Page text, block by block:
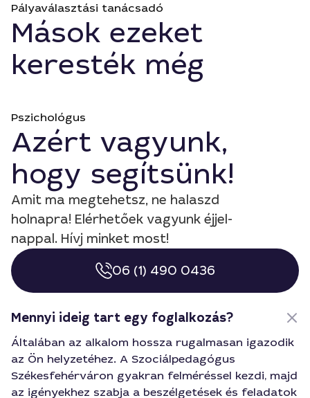
Pályaválasztási tanácsadó
Mások ezeket
keresték még
Pszichológus
Azért vagyunk,
hogy segítsünk!
Amit ma megtehetsz, ne halaszd
holnapra! Elérhetőek vagyunk éjjel-
nappal. Hívj minket most!
06 (1) 490 0436
Mennyi ideig tart egy foglalkozás?
Általában az alkalom hossza rugalmasan igazodik
az Ön helyzetéhez. A Szociálpedagógus
Székesfehérváron gyakran felméréssel kezdi, majd
az igényekhez szabja a beszélgetések és feladatok